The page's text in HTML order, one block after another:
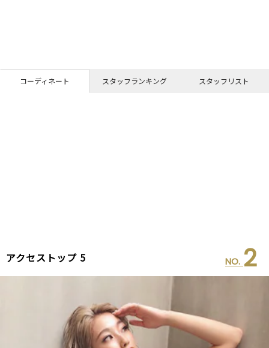
コーディネート スタッフランキング スタッフリスト
アクセストップ 5 NO. 2